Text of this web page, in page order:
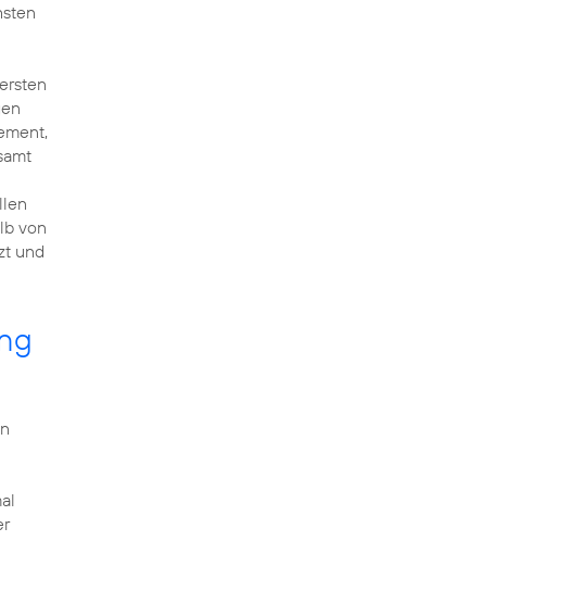
von
und